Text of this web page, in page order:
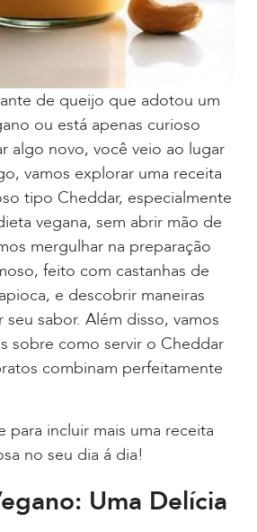
de queijo que adotou um
ou está apenas curioso
algo novo, você veio ao lugar
vamos explorar uma receita
tipo Cheddar, especialmente
vegana, sem abrir mão de
mergulhar na preparação
feito com castanhas de
e descobrir maneiras
seu sabor. Além disso, vamos
sobre como servir o Cheddar
combinam perfeitamente
para incluir mais uma receita
no seu dia á dia!
Uma Delícia